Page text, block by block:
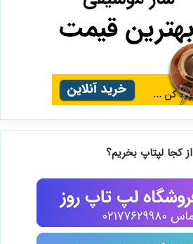
از کجا لپتاپ بخریم؟